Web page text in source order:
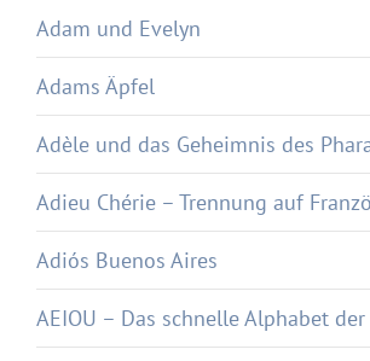
Adam und Evelyn
Adams Äpfel
Adèle und das Geheimnis des
Adieu Chérie – Trennung auf
Adiós Buenos Aires
AEIOU – Das schnelle Alphabet